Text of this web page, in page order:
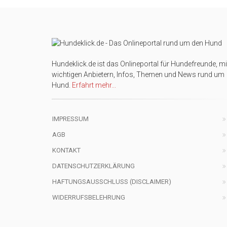
Hundeklick.de ist das Onlineportal für Hundefreunde,
wichtigen Anbietern, Infos, Themen und News rund um
Hund. Erfahrt mehr...
IMPRESSUM
AGB
KONTAKT
DATENSCHUTZERKLÄRUNG
HAFTUNGSAUSSCHLUSS (DISCLAIMER)
WIDERRUFSBELEHRUNG